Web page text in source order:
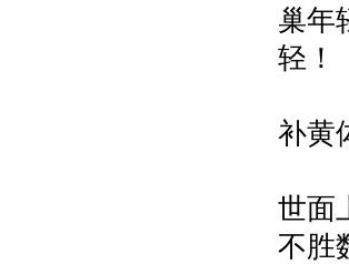
巢年
轻！
补黄
世面
不胜